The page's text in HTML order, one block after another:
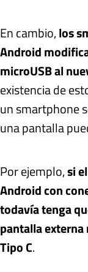
En cambio,los
Android
microUSB al
existencia de
un smartphone
una pantalla
Por ejemplo,si
Android con
todavía tenga
pantalla externa
Tipo C.